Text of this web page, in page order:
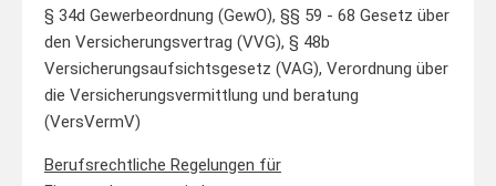
§ 34d Gewerbeordnung (GewO), §§ 59 - 68 Gesetz über
den Versicherungsvertrag (VVG), § 48b
Versicherungsaufsichtsgesetz (VAG), Verordnung über
die Versicherungsvermittlung und beratung
(VersVermV)
Berufsrechtliche Regelungen für